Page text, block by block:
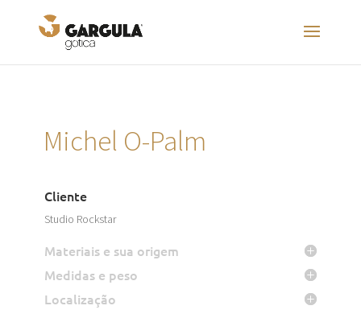
Michel O-Palm
Cliente
Studio Rockstar
Materiais e sua origem
Medidas e peso
Localização